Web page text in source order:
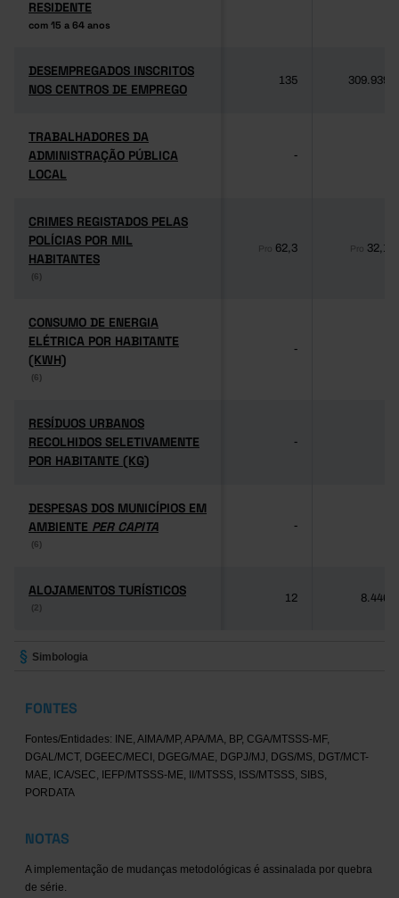
RESIDENTE
com 15 a 64 anos
RESIDENTE
com 15 a 64 anos
DESEMPREGADOS INSCRITOS
NOS CENTROS DE EMPREGO
DESEMPREGADOS INSCRITOS
NOS CENTROS DE EMPREGO
135 309.939
TRABALHADORES DA
ADMINISTRAÇÃO PÚBLICA
LOCAL
TRABALHADORES DA
ADMINISTRAÇÃO PÚBLICA
LOCAL
-
CRIMES REGISTADOS PELAS
POLÍCIAS POR MIL
HABITANTES
(6)
CRIMES REGISTADOS PELAS
POLÍCIAS POR MIL
HABITANTES
(6)
Pro 62,3 Pro 32,1
CONSUMO DE ENERGIA
ELÉTRICA POR HABITANTE
(KWH)
(6)
CONSUMO DE ENERGIA
ELÉTRICA POR HABITANTE
(KWH)
(6)
-
RESÍDUOS URBANOS
RECOLHIDOS SELETIVAMENTE
POR HABITANTE (KG)
RESÍDUOS URBANOS
RECOLHIDOS SELETIVAMENTE
POR HABITANTE (KG)
-
DESPESAS DOS MUNICÍPIOS EM
AMBIENTE PER CAPITA
(6)
DESPESAS DOS MUNICÍPIOS EM
AMBIENTE PER CAPITA
(6)
-
ALOJAMENTOS TURÍSTICOS
(2)
ALOJAMENTOS TURÍSTICOS
(2)
12 8.446
Simbologia
FONTES
Fontes/Entidades: INE, AIMA/MP, APA/MA, BP, CGA/MTSSS-MF,
DGAL/MCT, DGEEC/MECI, DGEG/MAE, DGPJ/MJ, DGS/MS, DGT/MCT-
MAE, ICA/SEC, IEFP/MTSSS-ME, II/MTSSS, ISS/MTSSS, SIBS,
PORDATA
NOTAS
A implementação de mudanças metodológicas é assinalada por quebra
de série.